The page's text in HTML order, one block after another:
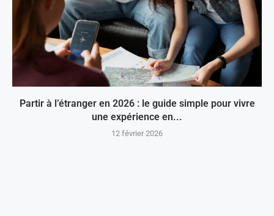
Partir à l’étranger en 2026 : le guide simple pour vivre
une expérience en...
12 février 2026